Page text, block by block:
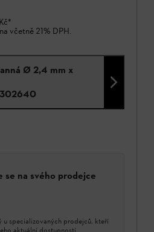
*
včetně 21% DPH.
Ø 2,4 mm x
se na svého prodejce
u specializovaných prodejců, kteří
aktuální dostupností